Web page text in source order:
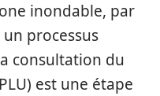
inondable, par
processus
consultation du
est une étape